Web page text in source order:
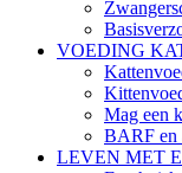
VOEDING
Mag een
BARF en
LEVEN MET